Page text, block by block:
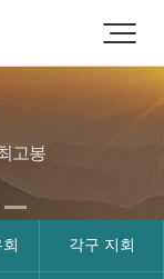
고봉
각구 지회